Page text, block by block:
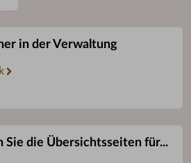
in der Verwaltung
Sie die Übersichtsseiten für...